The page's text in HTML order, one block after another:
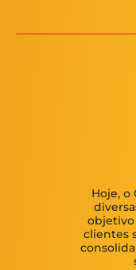
Hoje, o
objetivo
clientes